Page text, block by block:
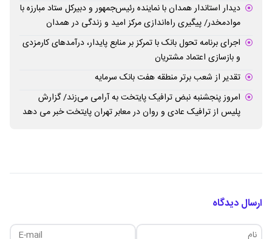
دیدار استاندار همدان با نماینده رئیس‌جمهور و دبیرکل ستاد مبارزه با
موادمخدر/ پیگیری راه‌اندازی مرکز امید و زندگی در همدان
اجرای برنامه تحول بانک با تمرکز بر منابع پایدار، درآمدهای کارمزدی
و بازسازی اعتماد مشتریان
تقدیر از شعب برتر منطقه هفت بانک سرمایه
امروز پنجشنبه نبض ترافیک پایتخت به آرامی می‌زند/ گزارش
پلیس از ترافیک عادی و روان در معابر تهران پایتخت خبر می دهد
ارسال دیدگاه